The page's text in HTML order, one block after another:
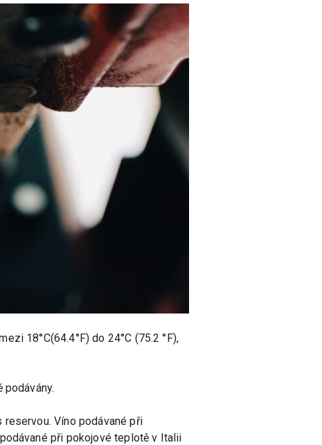
18°C(64.4°F) do 24°C (75.2 °F),
Víno podávané při
při pokojové teplotě v Italii